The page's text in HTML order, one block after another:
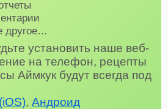
другое…
установить наше веб-
на телефон, рецепты
Аймкук будут всегда под
,Андроид